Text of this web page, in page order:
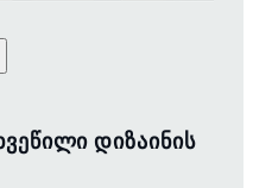
ᲓᲘᲖᲐᲘᲜᲘᲡ